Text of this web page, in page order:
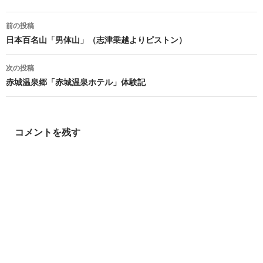
投
稿
ナ
ビ
前の投稿
日本百名山「男体山」（志津乗越よりピストン）
次の投稿
赤城温泉郷「赤城温泉ホテル」体験記
コメントを残す